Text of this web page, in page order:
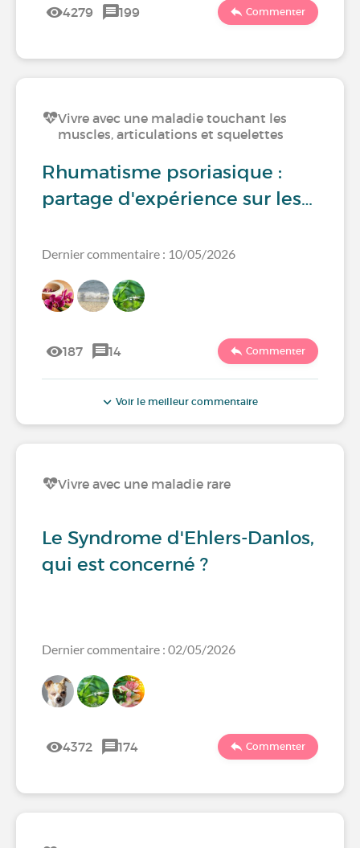
4279 199 Commenter
Vivre avec une maladie touchant les
muscles, articulations et squelettes
Rhumatisme psoriasique :
partage d'expérience sur les…
Dernier commentaire : 10/05/2026
187 14 Commenter
Voir le meilleur commentaire
Vivre avec une maladie rare
Le Syndrome d'Ehlers-Danlos,
qui est concerné ?
Dernier commentaire : 02/05/2026
4372 174 Commenter